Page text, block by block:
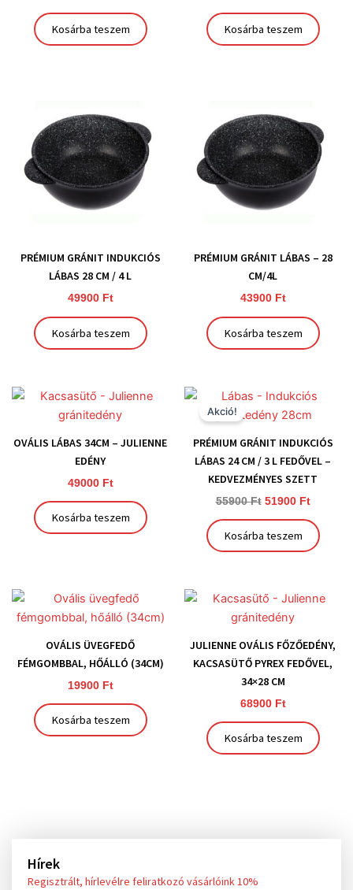
Hírek
Regisztrált, hírlevélre feliratkozó vásárlóink 10%
Kosárba teszem Kosárba teszem
PRÉMIUM GRÁNIT INDUKCIÓS
LÁBAS 28 CM / 4 L
49900 Ft
Kosárba teszem
PRÉMIUM GRÁNIT LÁBAS – 28
CM/4L
43900 Ft
Kosárba teszem
OVÁLIS LÁBAS 34CM – JULIENNE
EDÉNY
49000 Ft
Kosárba teszem
Akció!
PRÉMIUM GRÁNIT INDUKCIÓS
LÁBAS 24 CM / 3 L FEDŐVEL –
KEDVEZMÉNYES SZETT
55900Ft
Original
was:
51900 Ft
Current
is:
51900
Kosárba teszem
OVÁLIS ÜVEGFEDŐ
FÉMGOMBBAL, HŐÁLLÓ (34CM)
19900 Ft
Kosárba teszem
JULIENNE OVÁLIS FŐZŐEDÉNY,
KACSASÜTŐ PYREX FEDŐVEL,
34×28 CM
68900 Ft
Kosárba teszem